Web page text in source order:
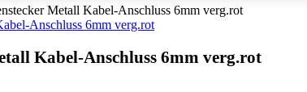
Metall Kabel-Anschluss 6mm verg.rot
Kabel-Anschluss 6mm verg.rot